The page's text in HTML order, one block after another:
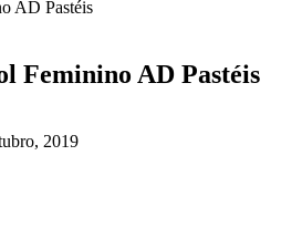
AD Pastéis
Feminino AD Pastéis
2019